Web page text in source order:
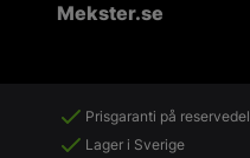
Mekster.se
Prisgaranti på
Lager i Sverige